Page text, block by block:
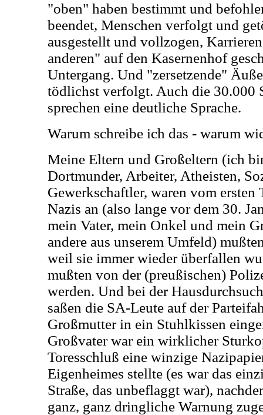
"oben" haben bestimmt und
beendet, Menschen verfolgt und
ausgestellt und vollzogen,
anderen" auf den Kasernenhof
Untergang. Und "zersetzende"
tödlichst verfolgt. Auch die 30.000
sprechen eine deutliche Sprache.
Warum schreibe ich das - warum
Meine Eltern und Großeltern (ich
Dortmunder, Arbeiter, Atheisten,
Gewerkschaftler, waren vom ersten
Nazis an (also lange vor dem 30.
mein Vater, mein Onkel und mein
andere aus unserem Umfeld)
weil sie immer wieder überfallen
mußten von der (preußischen)
werden. Und bei der
saßen die SA-Leute auf der
Großmutter in ein Stuhlkissen
Großvater war ein wirklicher
Toresschluß eine winzige
Eigenheimes stellte (es war das
Straße, das unbeflaggt war),
ganz, ganz dringliche Warnung